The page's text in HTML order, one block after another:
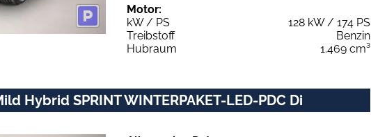
Motor:
kW / PS
128 kW / 174 PS
Treibstoff
Benzin
Hubraum
1.469 cm³
Hybrid SPRINT WINTERPAKET-LED-PDC Di